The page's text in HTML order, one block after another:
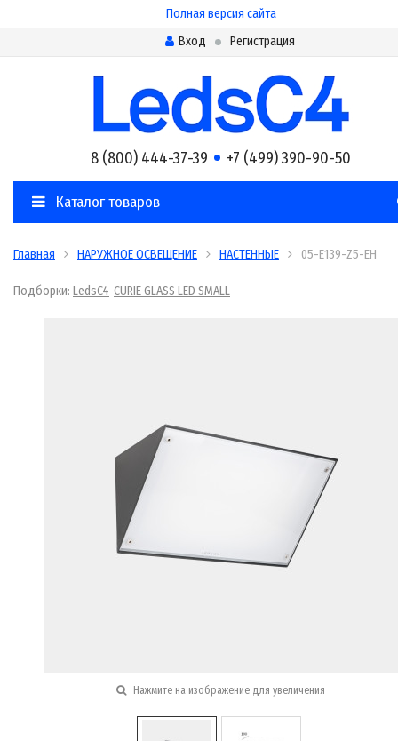
Полная версия сайта
Вход
Регистрация
8 (800) 444-37-39 +7 (499) 390-90-50
Каталог товаров
Главная НАРУЖНОЕ ОСВЕЩЕНИЕ НАСТЕННЫЕ 05-E139-Z5-EH
Подборки: LedsC4 CURIE GLASS LED SMALL
Нажмите на изображение для увеличения